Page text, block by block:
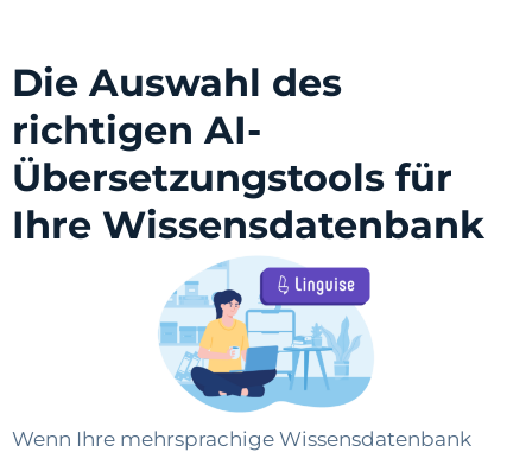
Die Auswahl des
richtigen AI-
Übersetzungstools für
Ihre Wissensdatenbank
Wenn Ihre mehrsprachige Wissensdatenbank